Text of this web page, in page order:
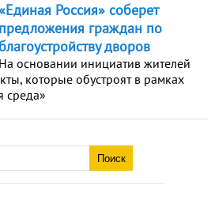
Россия» соберет
предложения граждан по
дворов
На основании инициатив жителей
которые обустроят в рамках
среда»